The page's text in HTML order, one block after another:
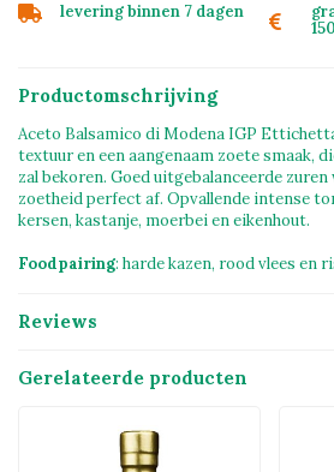
levering binnen 7 dagen
150
Productomschrijving
Aceto Balsamico di Modena IGP
textuur en een aangenaam zoete smaak,
zal bekoren. Goed uitgebalanceerde
zoetheid perfect af. Opvallende intense
kersen, kastanje, moerbei en eikenhout.
Foodpairing: harde kazen, rood vlees en
Reviews
Gerelateerde producten